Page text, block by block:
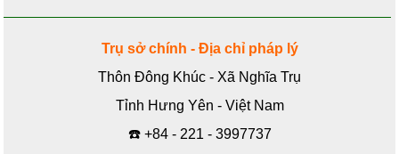
Trụ sở chính - Địa chỉ pháp lý
Thôn Đông Khúc - Xã Nghĩa Trụ
Tỉnh Hưng Yên - Việt Nam
☎️ +84 - 221 - 3997737